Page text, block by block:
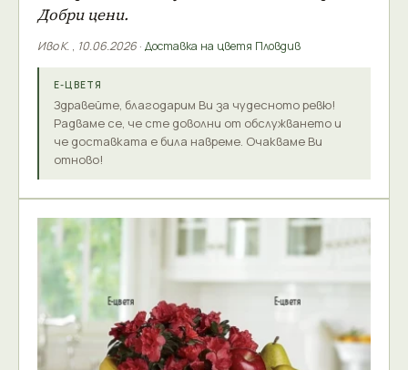
Добри цени.
Иво К. , 10.06.2026 · Доставка на цветя Пловдив
Е-ЦВЕТЯ
Здравейте, благодарим Ви за чудесното ревю!
Радваме се, че сте доволни от обслужването и
че доставката е била навреме. Очакваме Ви
отново!